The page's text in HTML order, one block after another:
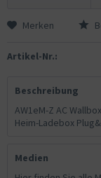
Merken
Artikel-Nr.:
Beschreibung
AW1eM-Z AC
Heim-Ladebox
Medien